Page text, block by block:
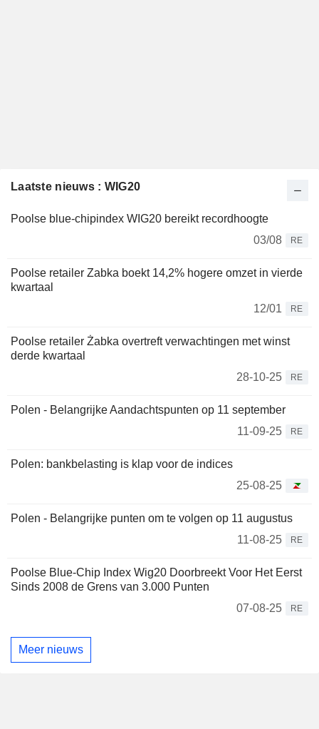
Laatste nieuws : WIG20
Poolse blue-chipindex WIG20 bereikt recordhoogte
03/08
RE
Poolse retailer Zabka boekt 14,2% hogere omzet in vierde
kwartaal
12/01
RE
Poolse retailer Żabka overtreft verwachtingen met winst
derde kwartaal
28-10-25
RE
Polen - Belangrijke Aandachtspunten op 11 september
11-09-25
RE
Polen: bankbelasting is klap voor de indices
25-08-25
Polen - Belangrijke punten om te volgen op 11 augustus
11-08-25
RE
Poolse Blue-Chip Index Wig20 Doorbreekt Voor Het Eerst
Sinds 2008 de Grens van 3.000 Punten
07-08-25
RE
Meer nieuws